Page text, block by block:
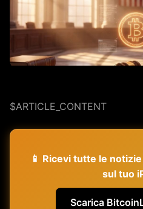
$ARTICLE_CONTENT
📱 Ricevi tutte le
sul tuo
Scarica